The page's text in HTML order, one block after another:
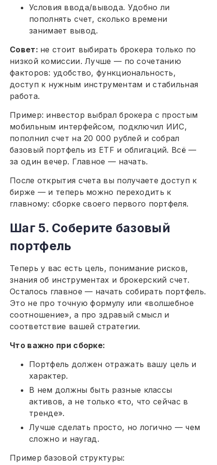
Условия ввода/вывода. Удобно ли
пополнять счет, сколько времени
занимает вывод.
Совет: не стоит выбирать брокера только по
низкой комиссии. Лучше — по сочетанию
факторов: удобство, функциональность,
доступ к нужным инструментам и стабильная
работа.
Пример: инвестор выбрал брокера с простым
мобильным интерфейсом, подключил ИИС,
пополнил счет на 20 000 рублей и собрал
базовый портфель из ETF и облигаций. Всё —
за один вечер. Главное — начать.
После открытия счета вы получаете доступ к
бирже — и теперь можно переходить к
главному: сборке своего первого портфеля.
Шаг 5. Соберите базовый
портфель
Теперь у вас есть цель, понимание рисков,
знания об инструментах и брокерский счет.
Осталось главное — начать собирать портфель.
Это не про точную формулу или «волшебное
соотношение», а про здравый смысл и
соответствие вашей стратегии.
Что важно при сборке:
Портфель должен отражать вашу цель и
характер.
В нем должны быть разные классы
активов, а не только «то, что сейчас в
тренде».
Лучше сделать просто, но логично — чем
сложно и наугад.
Пример базовой структуры: